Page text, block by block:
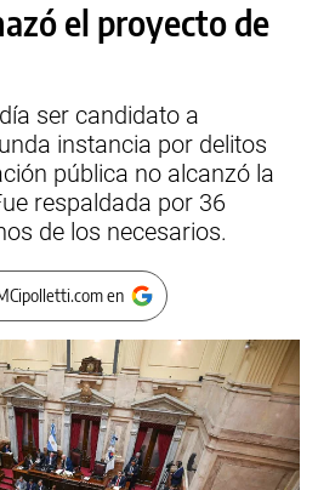
el proyecto de
ser candidato a
instancia por delitos
pública no alcanzó la
respaldada por 36
de los necesarios.
en